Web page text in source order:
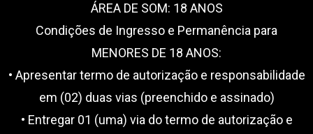
ÁREA DE SOM: 18 ANOS
Condições de Ingresso e Permanência para
MENORES DE 18 ANOS:
• Apresentar termo de autorização e responsabilidade
em (02) duas vias (preenchido e assinado)
• Entregar 01 (uma) via do termo de autorização e